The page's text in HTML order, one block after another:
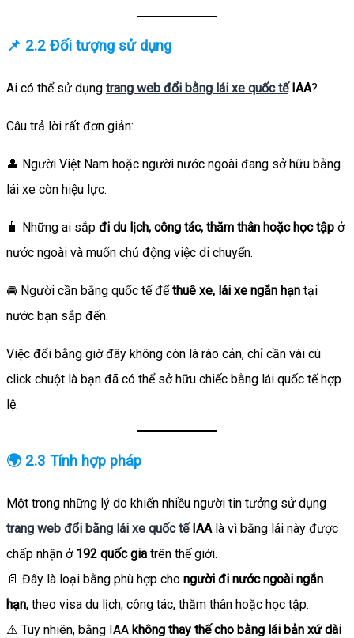
📌 2.2 Đối tượng sử dụng
Ai có thể sử dụng trang web đổi bằng lái xe quốc tếIAA?
Câu trả lời rất đơn giản:
👤 Người Việt Nam hoặc người nước ngoài đang sở hữu bằng
lái xe còn hiệu lực.
🧳 Những ai sắp đi du lịch, công tác, thăm thân hoặc học tập ở
nước ngoài và muốn chủ động việc di chuyển.
🚘 Người cần bằng quốc tế đểthuê xe, lái xe ngắn hạn tại
nước bạn sắp đến.
Việc đổi bằng giờ đây không còn là rào cản, chỉ cần vài cú
click chuột là bạn đã có thể sở hữu chiếc bằng lái quốc tế hợp
lệ.
🌍 2.3 Tính hợp pháp
Một trong những lý do khiến nhiều người tin tưởng sử dụng
trang web đổi bằng lái xe quốc tếIAA là vì bằng lái này được
chấp nhận ở 192 quốc gia trên thế giới.
📄 Đây là loại bằng phù hợp cho người đi nước ngoài ngắn
hạn, theo visa du lịch, công tác, thăm thân hoặc học tập.
⚠️ Tuy nhiên, bằng IAA không thay thế cho bằng lái bản xứ dài